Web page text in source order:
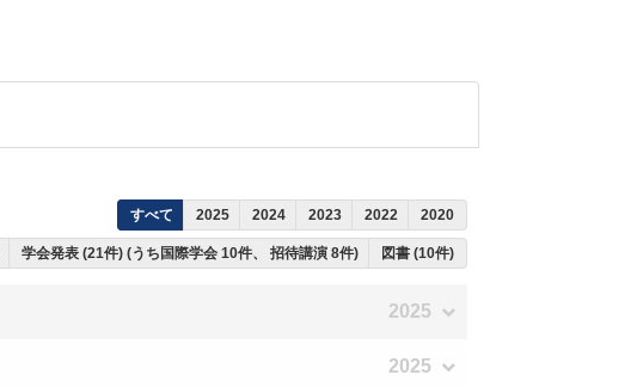
すべて 2025 2024 2023 2022 2020
学会発表 (21件) (うち国際学会 10件、 招待講演 8件) 図書 (10件)
2025
2025